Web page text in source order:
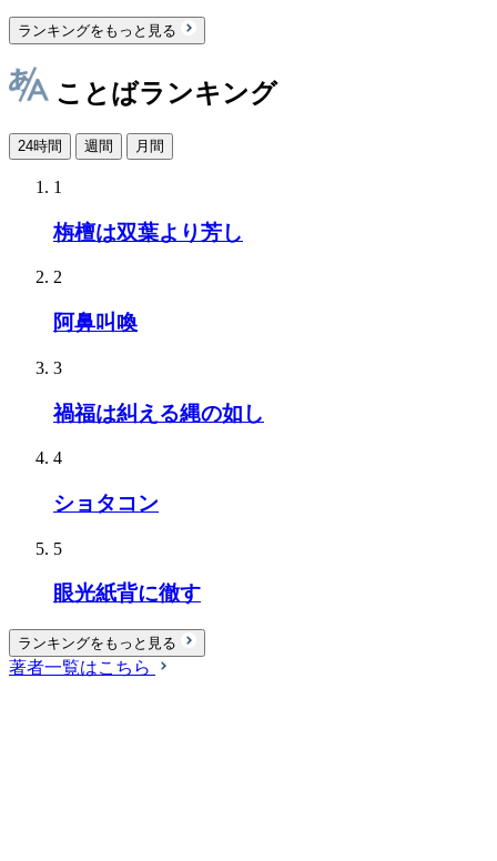
ランキングをもっと見る
ことばランキング
24時間 週間 月間
1
栴檀は双葉より芳し
2
阿鼻叫喚
3
禍福は糾える縄の如し
4
ショタコン
5
眼光紙背に徹す
ランキングをもっと見る
著者一覧はこちら